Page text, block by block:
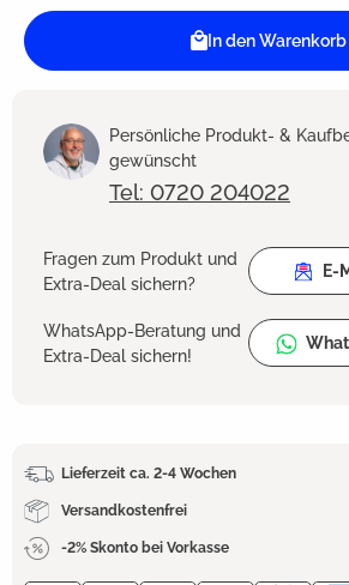
In den Warenkorb
Persönliche Produkt- &
gewünscht
Tel: 0720 204022
Fragen zum Produkt und
Extra-Deal sichern?
E-
WhatsApp-Beratung und
Extra-Deal sichern!
Lieferzeit ca. 2-4 Wochen
Versandkostenfrei
-2% Skonto bei Vorkasse